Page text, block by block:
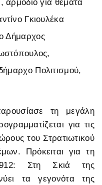
για θέματα
Γκιουλέκα
Δήμαρχος
Πολιτισμού,
τη μεγάλη
για τις
του Στρατιωτικού
Πρόκειται για τη
Στη Σκιά της
τα γεγονότα της